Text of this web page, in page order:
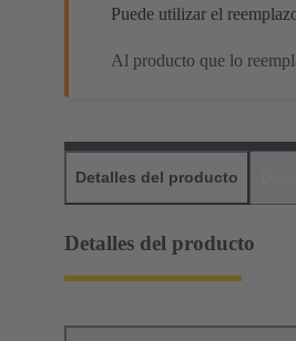
Puede utilizar el
Al producto que lo
Detalles del producto
Detalles del producto